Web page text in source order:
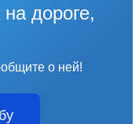
дороге,
о ней!